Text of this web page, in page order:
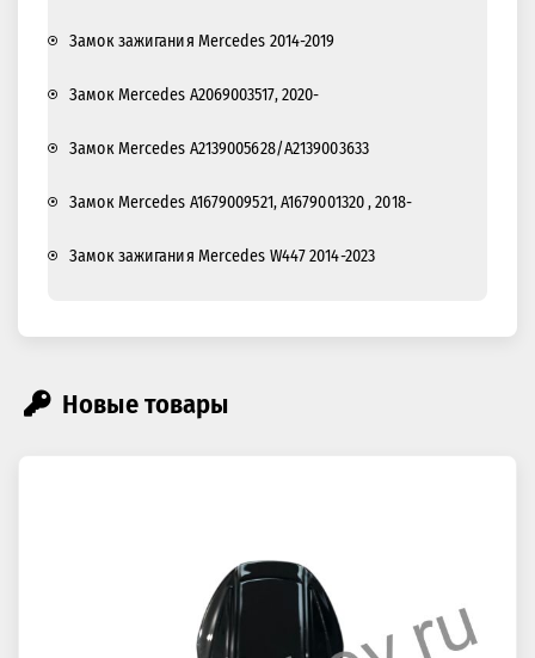
Замок зажигания Mercedes 2014-2019
Замок Mercedes A2069003517, 2020-
Замок Mercedes A2139005628/A2139003633
Замок Mercedes A1679009521, A1679001320 , 2018-
Замок зажигания Mercedes W447 2014-2023
Новые товары